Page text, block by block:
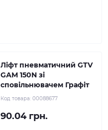
Ліфт пневматичний GTV
GАМ 150N зі
сповільнювачем Графіт
Код товара: 00088677
90.04 грн.